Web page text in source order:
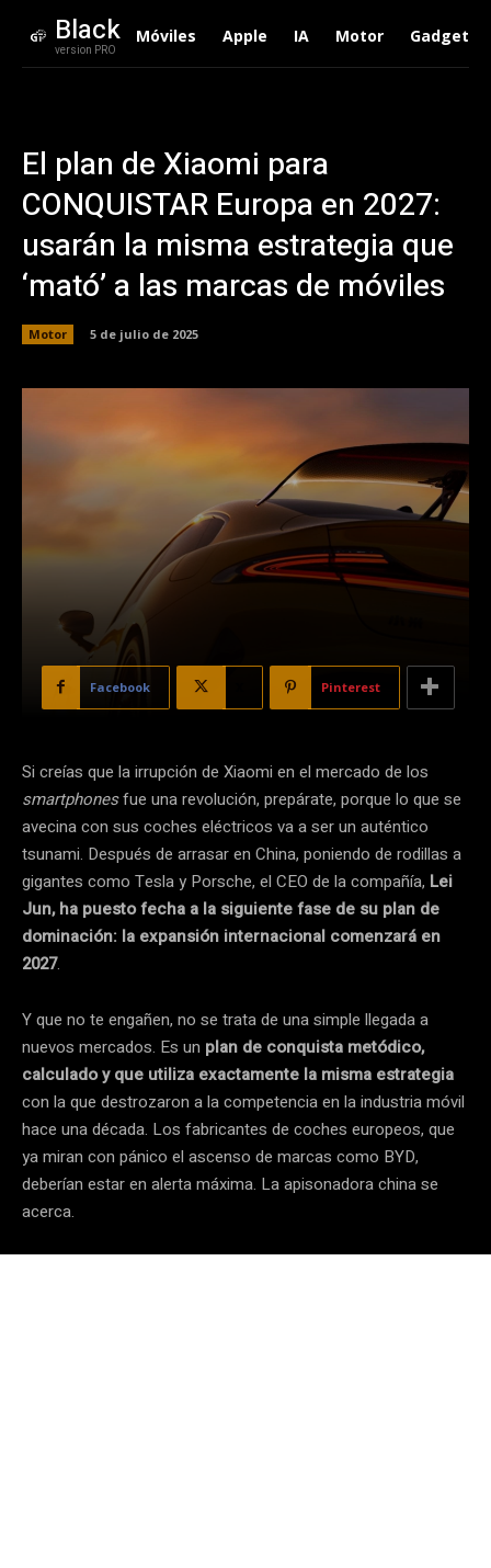
Black
version PRO
Móviles Apple IA Motor Gadgets
El plan de Xiaomi para
CONQUISTAR Europa en 2027:
usarán la misma estrategia que
‘mató’ a las marcas de móviles
Motor 5 de julio de 2025
Facebook Pinterest
Si creías que la irrupción de Xiaomi en el mercado de los
smartphonesfue una revolución, prepárate, porque lo que se
avecina con sus coches eléctricos va a ser un auténtico
tsunami. Después de arrasar en China, poniendo de rodillas a
gigantes como Tesla y Porsche, el CEO de la compañía, Lei
Jun, ha puesto fecha a la siguiente fase de su plan de
dominación: la expansión internacional comenzará en
2027.
Y que no te engañen, no se trata de una simple llegada a
nuevos mercados. Es un plan de conquista metódico,
calculado y que utiliza exactamente la misma estrategia
con la que destrozaron a la competencia en la industria móvil
hace una década. Los fabricantes de coches europeos, que
ya miran con pánico el ascenso de marcas como BYD,
deberían estar en alerta máxima. La apisonadora china se
acerca.